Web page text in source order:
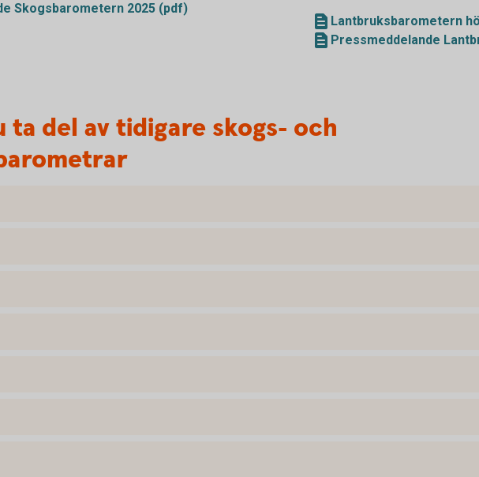
Skogsbarometern 2025 (pdf)
Lantbruksbarometern
Pressmeddelande
ta del av tidigare skogs- och